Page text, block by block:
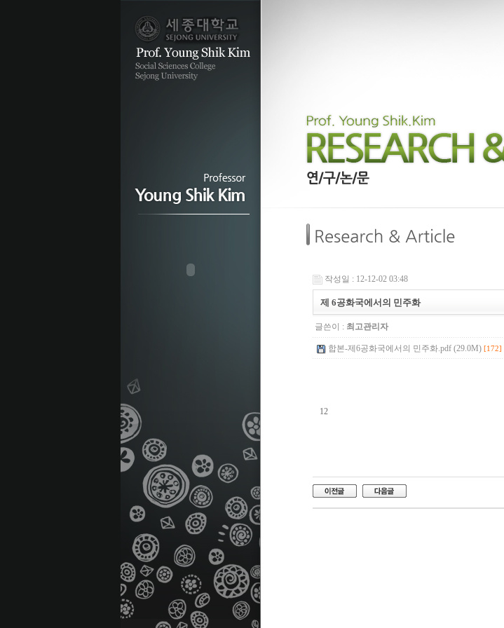
작성일 : 12-12-02 03:48
제 6공화국에서의 민주화
글쓴이 : 최고관리자
합본-제6공화국에서의 민주화.pdf (29.0M) [172]
12